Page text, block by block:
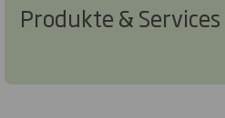
Produkte &